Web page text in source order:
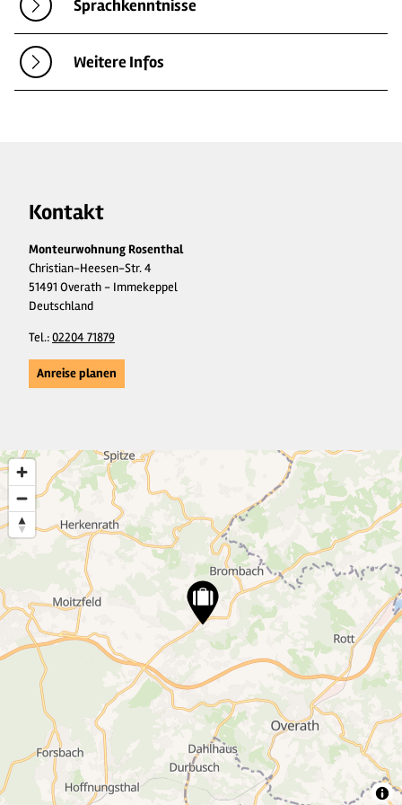
Sprachkenntnisse
Weitere Infos
Kontakt
Monteurwohnung Rosenthal
Christian-Heesen-Str. 4
51491 Overath - Immekeppel
Deutschland
Tel.:02204 71879
Anreise planen
17
10
2